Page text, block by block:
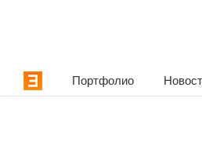
Портфолио